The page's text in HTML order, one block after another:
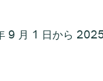
9 月 1 日から